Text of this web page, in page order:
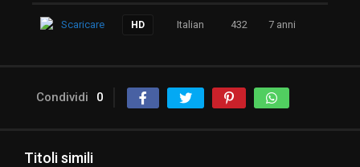
Scaricare HD Italian 432 7 anni
Condividi 0
Titoli simili